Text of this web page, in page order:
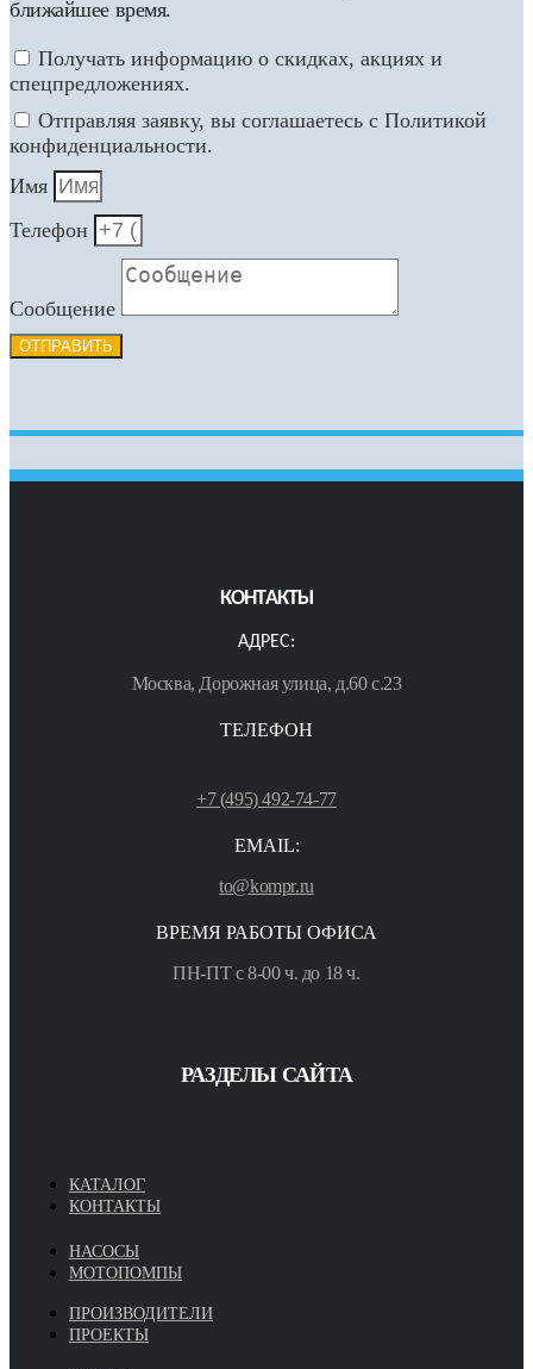
ближайшее время.
Получать информацию о скидках, акциях и
спецпредложениях.
Отправляя заявку, вы соглашаетесь с Политикой
конфиденциальности.
Имя
Телефон
Сообщение
ОТПРАВИТЬ
КОНТАКТЫ
АДРЕС:
Москва, Дорожная улица, д.60 с.23
ТЕЛЕФОН
+7 (495) 492-74-77
EMAIL:
to@kompr.ru
ВРЕМЯ РАБОТЫ ОФИСА
ПН-ПТ с 8-00 ч. до 18 ч.
РАЗДЕЛЫ САЙТА
КАТАЛОГ
КОНТАКТЫ
НАСОСЫ
МОТОПОМПЫ
ПРОИЗВОДИТЕЛИ
ПРОЕКТЫ